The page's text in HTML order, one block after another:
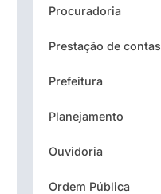
Procuradoria
Prestação de contas
Prefeitura
Planejamento
Ouvidoria
Ordem Pública